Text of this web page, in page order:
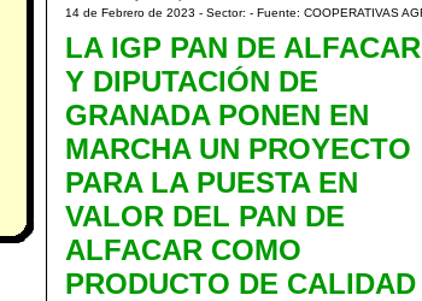
14 de Febrero de 2023 - Sector: - Fuente: COOPERATIVAS
LA IGP PAN DE ALFACAR
Y DIPUTACIÓN DE
GRANADA PONEN EN
MARCHA UN PROYECTO
PARA LA PUESTA EN
VALOR DEL PAN DE
ALFACAR COMO
PRODUCTO DE CALIDAD